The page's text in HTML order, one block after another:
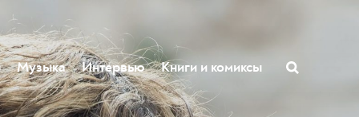
Музыка Интервью Книги и комиксы